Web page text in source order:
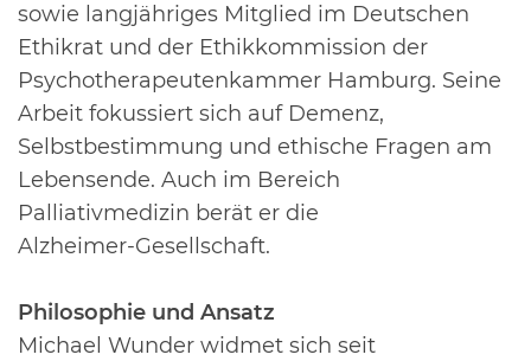
sowie langjähriges Mitglied im Deutschen
Ethikrat und der Ethikkommission der
Psychotherapeutenkammer Hamburg. Seine
Arbeit fokussiert sich auf Demenz,
Selbstbestimmung und ethische Fragen am
Lebensende. Auch im Bereich
Palliativmedizin berät er die
Alzheimer-Gesellschaft.
Philosophie und Ansatz
Michael Wunder widmet sich seit